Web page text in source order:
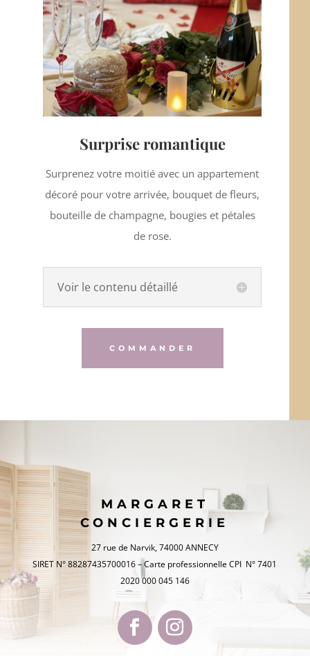
Surprise romantique
Surprenez votre moitié avec un appartement
décoré pour votre arrivée, bouquet de fleurs,
bouteille de champagne, bougies et pétales
de rose.
Voir le contenu détaillé
COMMANDER
MARGARET
CONCIERGERIE
27 rue de Narvik, 74000 ANNECY
SIRET N° 88287435700016 – Carte professionnelle CPI N° 7401
2020 000 045 146